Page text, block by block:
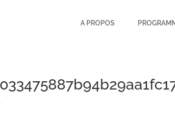
A PROPOS